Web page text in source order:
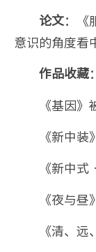
论文：《
意识的角度看
作品收藏：
《基因
《新中
《新中
《夜与
《清、